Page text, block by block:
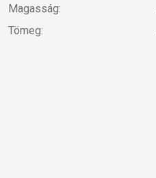
Magasság:
Tömeg: